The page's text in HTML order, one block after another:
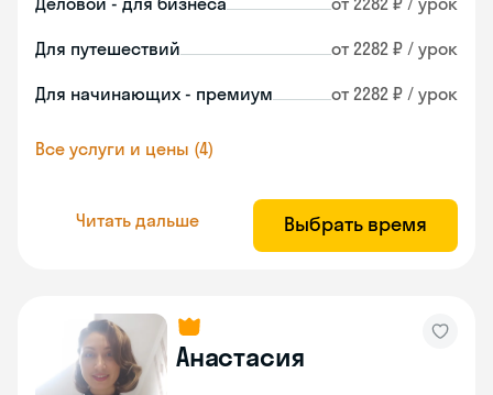
Для путешествий от 2282 ₽ / урок
Для начинающих - премиум от 2282 ₽ / урок
Все услуги и цены (4)
Читать дальше Выбрать время
Анастасия